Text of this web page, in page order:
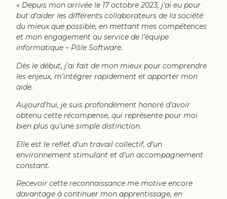
« Depuis mon arrivée le 17 octobre 2023, j’ai eu pour
but d’aider les différents collaborateurs de la société
du mieux que possible, en mettant mes compétences
et mon engagement au service de l’équipe
informatique – Pôle Software.
Dès le début, j’ai fait de mon mieux pour comprendre
les enjeux, m’intégrer rapidement et apporter mon
aide.
Aujourd’hui, je suis profondément honoré d’avoir
obtenu cette récompense, qui représente pour moi
bien plus qu’une simple distinction.
Elle est le reflet d’un travail collectif, d’un
environnement stimulant et d’un accompagnement
constant.
Recevoir cette reconnaissance me motive encore
davantage à continuer mon apprentissage, en